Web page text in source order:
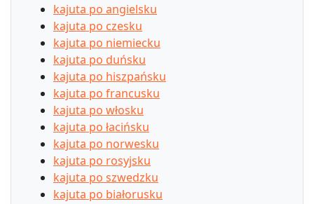
kajuta po angielsku
kajuta po czesku
kajuta po niemiecku
kajuta po duńsku
kajuta po hiszpańsku
kajuta po francusku
kajuta po włosku
kajuta po łacińsku
kajuta po norwesku
kajuta po rosyjsku
kajuta po szwedzku
kajuta po białorusku